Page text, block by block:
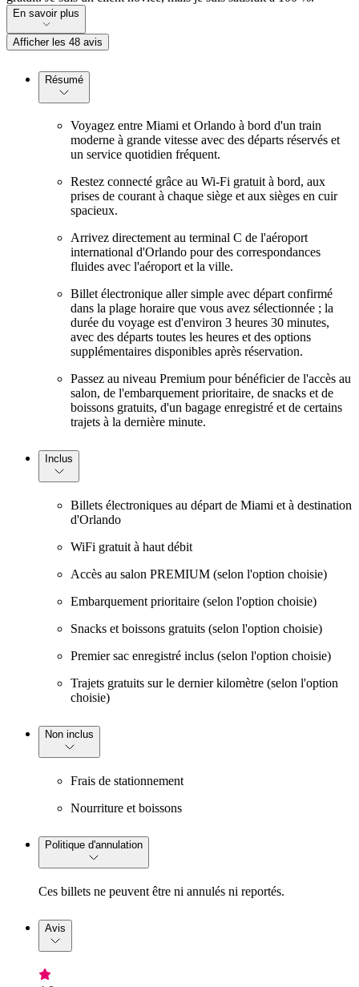
En savoir plus
Afficher les 48 avis
Résumé
Voyagez entre Miami et Orlando à bord d'un train
moderne à grande vitesse avec des départs réservés et
un service quotidien fréquent.
Restez connecté grâce au Wi-Fi gratuit à bord, aux
prises de courant à chaque siège et aux sièges en cuir
spacieux.
Arrivez directement au terminal C de l'aéroport
international d'Orlando pour des correspondances
fluides avec l'aéroport et la ville.
Billet électronique aller simple avec départ confirmé
dans la plage horaire que vous avez sélectionnée ; la
durée du voyage est d'environ 3 heures 30 minutes,
avec des départs toutes les heures et des options
supplémentaires disponibles après réservation.
Passez au niveau Premium pour bénéficier de l'accès au
salon, de l'embarquement prioritaire, de snacks et de
boissons gratuits, d'un bagage enregistré et de certains
trajets à la dernière minute.
Inclus
Billets électroniques au départ de Miami et à destination
d'Orlando
WiFi gratuit à haut débit
Accès au salon PREMIUM (selon l'option choisie)
Embarquement prioritaire (selon l'option choisie)
Snacks et boissons gratuits (selon l'option choisie)
Premier sac enregistré inclus (selon l'option choisie)
Trajets gratuits sur le dernier kilomètre (selon l'option
choisie)
Non inclus
Frais de stationnement
Nourriture et boissons
Politique d'annulation
Ces billets ne peuvent être ni annulés ni reportés.
Avis